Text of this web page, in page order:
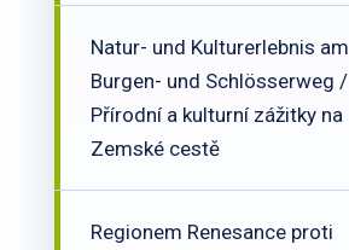
Natur- und Kulturerlebnis am
Burgen- und Schlösserweg /
Přírodní a kulturní zážitky na
Zemské cestě
Regionem Renesance proti